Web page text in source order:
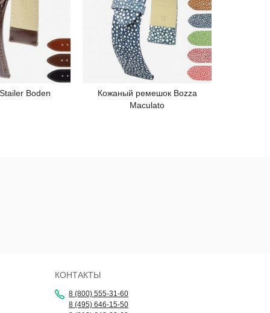
Boden Подробнее
Кожаный ремешок Bozza
Maculato
КОНТАКТЫ
8 (800) 555-31-60
8 (495) 646-15-50